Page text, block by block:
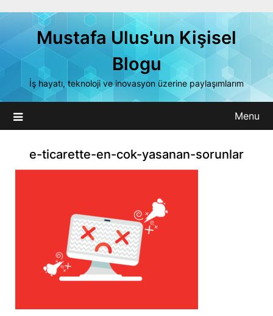
Mustafa Ulus'un Kişisel
Blogu
İş hayatı, teknoloji ve inovasyon üzerine paylaşımlarım
Menu
e-ticarette-en-cok-yasanan-sorunlar